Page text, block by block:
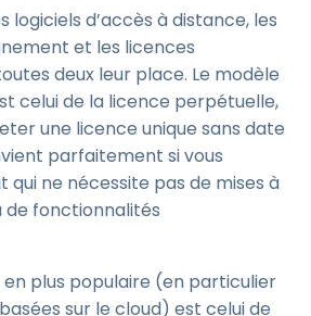
logiciels d’accès à distance, les
et les licences
deux leur place. Le modèle
celui de la licence perpétuelle,
une licence unique sans date
parfaitement si vous
qui ne nécessite pas de mises à
de fonctionnalités
en plus populaire (en particulier
sur le cloud) est celui de